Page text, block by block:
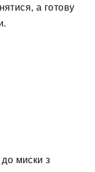
а готову
миски з